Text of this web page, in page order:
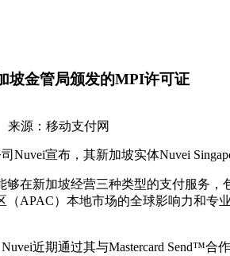
坡金管局颁发的MPI许可证
来源：移动支付网
Nuvei宣布，其新加坡实体Nuvei
够在新加坡经营三种类型的支付服务
（APAC）本地市场的全球影响力和专
近期通过其与Mastercard Send™